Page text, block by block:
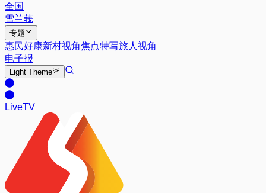
全国
雪兰莪
专题
惠民好康新村视角焦点特写旅人视角
电子报
Light Theme
LiveTV